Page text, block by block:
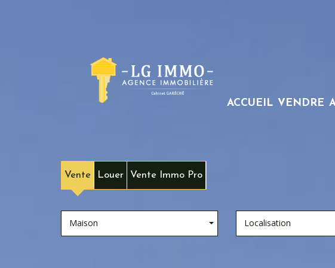
ACCUEIL VENDRE
Vente Louer Vente Immo Pro
Maison Localisation